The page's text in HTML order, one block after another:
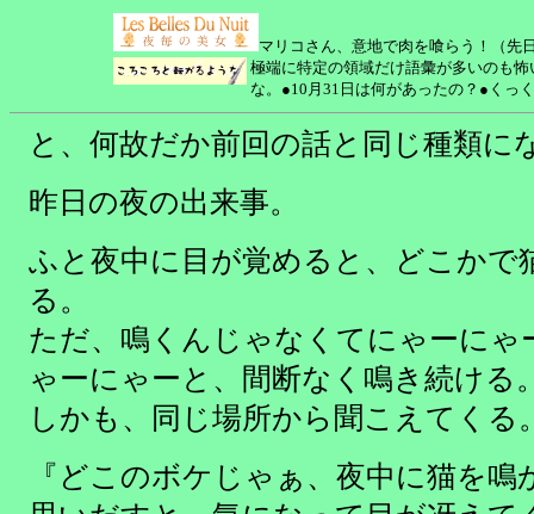
マリコさん、意地で肉を喰らう！（
極端に特定の領域だけ語彙が多いのも
な。●10月31日は何があったの？●くっ
と、何故だか前回の話と同じ種類に
昨日の夜の出来事。
ふと夜中に目が覚めると、どこかで
る。
ただ、鳴くんじゃなくてにゃーにゃ
ゃーにゃーと、間断なく鳴き続ける
しかも、同じ場所から聞こえてくる
『どこのボケじゃぁ、夜中に猫を